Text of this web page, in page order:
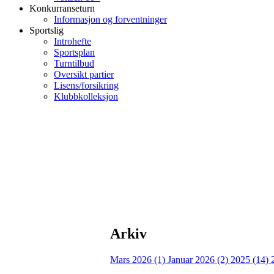
Konkurranseturn
Informasjon og forventninger
Sportslig
Introhefte
Sportsplan
Turntilbud
Oversikt partier
Lisens/forsikring
Klubbkolleksjon
Arkiv
Mars 2026 (1) Januar 2026 (2) 2025 (14)